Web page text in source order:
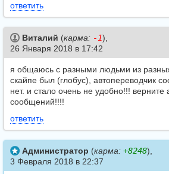
ответить
Виталий (карма: -1),
26 Января 2018 в 17:42
я общаюсь с разными людьми из
скайпе был (глобус), автопереводчик
нет. и стало очень не удобно!!! верните
сообщений!!!!
ответить
Администратор (карма: +8248),
3 Февраля 2018 в 22:37